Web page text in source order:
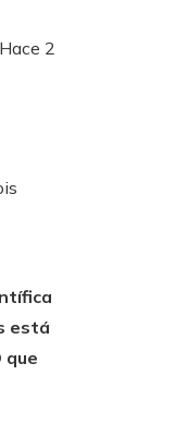
Hace 2
está
que